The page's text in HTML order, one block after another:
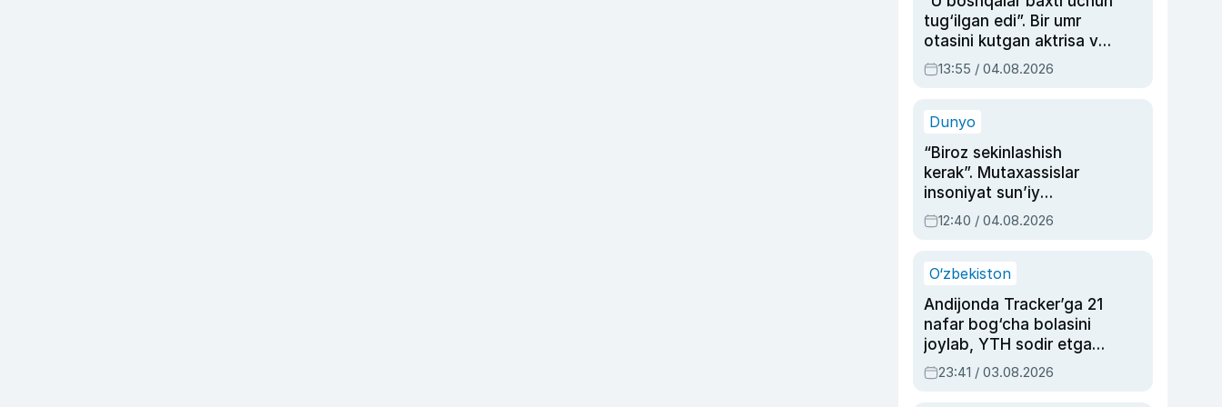
tug‘ilgan edi”. Bir umr
otasini kutgan aktrisa va
dublyaj ustasi Rimma
Ahmedovaning
13:55 / 04.08.2026
Dunyo
“Biroz sekinlashish
kerak”. Mutaxassislar
insoniyat sun’iy
intellektni boshqara
olmay qolishidan xavotir
12:40 / 04.08.2026
O‘zbekiston
Andijonda Tracker’ga 21
nafar bog‘cha bolasini
joylab, YTH sodir etgan
ayolga sud hukmi o‘qildi
23:41 / 03.08.2026